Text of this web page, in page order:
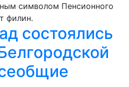
символом Пенсионного
филин.
состоялись